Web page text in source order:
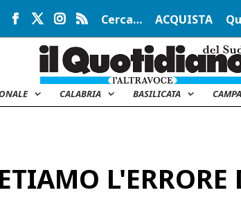
Cerca… ACQUISTA
CALABRIA BASILICATA
L'ERRORE